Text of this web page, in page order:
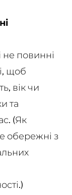
не повинні
щоб
вік чи
та
(Як
обережні з